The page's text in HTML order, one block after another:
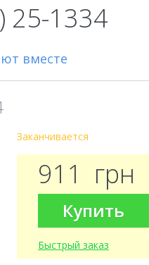
25-1334
вместе
Заканчивается
911 грн
Купить
Быстрый заказ